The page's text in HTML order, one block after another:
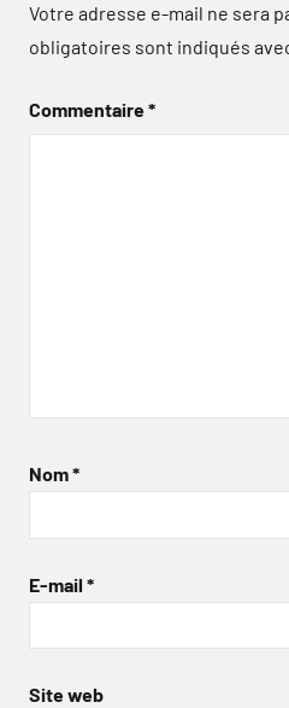
Votre adresse e-mail ne sera
obligatoires sont indiqués
Commentaire*
Nom*
E-mail *
Site web